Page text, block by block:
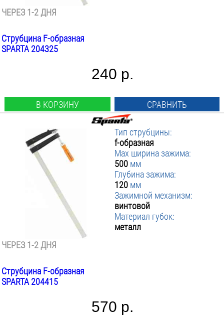
ЧЕРЕЗ 1-2 ДНЯ
Струбцина F-образная
SPARTA 204325
240 р.
В КОРЗИНУ СРАВНИТЬ
Тип струбцины:
f-образная
Max ширина зажима:
500 мм
Глубина зажима:
120 мм
Зажимной механизм:
винтовой
Материал губок:
металл
ЧЕРЕЗ 1-2 ДНЯ
Струбцина F-образная
SPARTA 204415
570 р.